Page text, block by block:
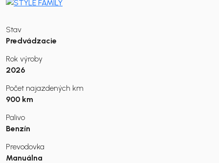
Stav
Predvádzacie
Rok výroby
2026
Počet najazdených km
900 km
Palivo
Benzín
Prevodovka
Manuálna